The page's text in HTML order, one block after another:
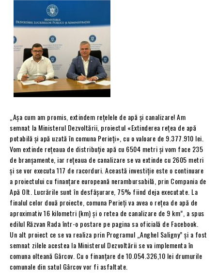
„Așa cum am promis, extindem rețelele de apă și canalizare! Am
semnat la Ministerul Dezvoltării, proiectul «Extinderea rețea de apă
potabilă și apă uzată în comuna Perieți», cu o valoare de 9.377.910 lei.
Vom extinde rețeaua de distribuție apă cu 6504 metri și vom face 235
de branșamente, iar rețeaua de canalizare se va extinde cu 2605 metri
și se vor executa 117 de racorduri. Această investiție este o continuare
a proiectului cu finanțare europeană nerambursabilă, prin Compania de
Apă Olt. Lucrările sunt în desfășurare, 75% fiind deja executate. La
finalul celor două proiecte, comuna Perieți va avea o rețea de apă de
aproximativ 16 kilometri (km) și o retea de canalizare de 9 km”, a spus
edilul Răzvan Rada într-o postare pe pagina sa oficială de Facebook.
Un alt proiect ce se va realiza prin Programul „Anghel Saligny” și a fost
semnat zilele acestea la Ministerul Dezvoltării se va implementa în
comuna olteană Gârcov. Cu o finanțare de 10.054.326,10 lei drumurile
comunale din satul Gârcov vor fi asfaltate.